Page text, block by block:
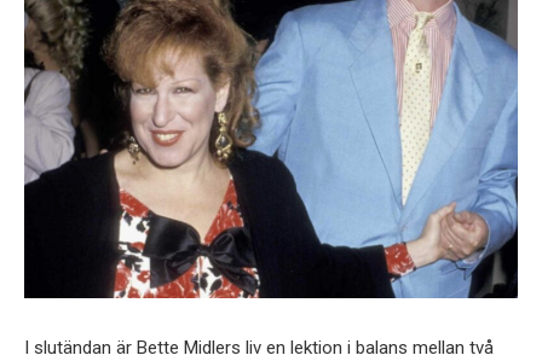
I slutändan är Bette Midlers liv en lektion i balans mellan två